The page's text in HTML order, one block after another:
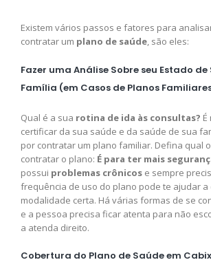
Existem vários passos e fatores para
contratar um plano de saúde, são eles:
Fazer uma Análise Sobre seu Estado
Família (em Casos de Planos
Qual é a sua rotina de ida às consultas?
certificar da sua saúde e da saúde de sua
por contratar um plano familiar. Defina qual
contratar o plano: É para ter mais
possui problemas crônicos e sempre
frequência de uso do plano pode te ajudar a
modalidade certa. Há várias formas de se
e a pessoa precisa ficar atenta para não
a atenda direito.
Cobertura do Plano de Saúde em